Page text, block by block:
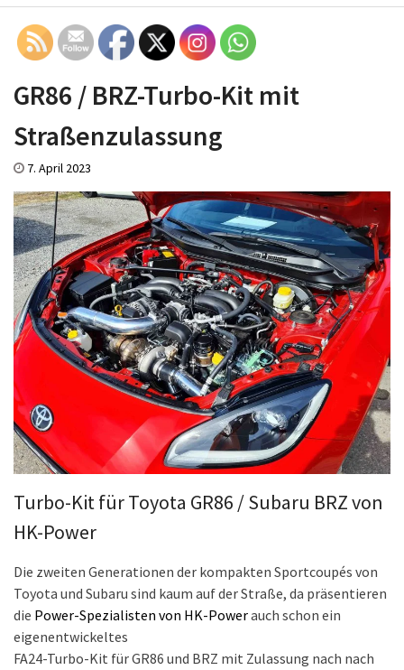
GR86 / BRZ-Turbo-Kit mit
Straßenzulassung
7. April 2023
Turbo-Kit für Toyota GR86 / Subaru BRZ von
HK-Power
Die zweiten Generationen der kompakten Sportcoupés von
Toyota und Subaru sind kaum auf der Straße, da präsentieren
die Power-Spezialisten von HK-Powerauch schon ein
eigenentwickeltes
FA24-Turbo-Kit für GR86 und BRZ mit Zulassung nach nach